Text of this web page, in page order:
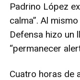
Padrino López
calma”. Al
Defensa hizo un
“permanecer
Cuatro horas de